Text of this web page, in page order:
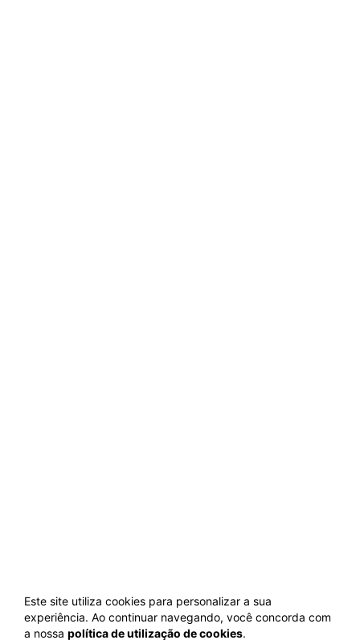
Este site utiliza cookies para personalizar a sua
experiência. Ao continuar navegando, você concorda com
a nossa política de utilização de cookies.